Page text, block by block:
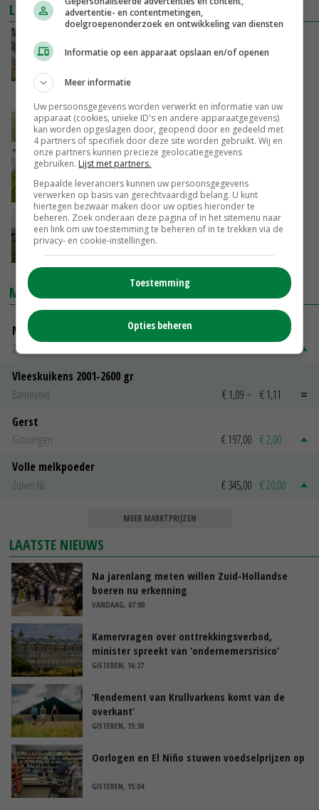
LEES OOK
Verruiming strenge regels voor doorzaai
04-04-2016
TV: bijeenkomst fosfaatrechten
16-03-2016
Farmwalk voor goed graslandgebruik
MARKTPRIJZEN
Magere melkpoeder
Zuivel NL
Vleeskuikens 2001-2600 gr
Barneveld
€ 1,09 ~ € 1,11
Gerst
Groningen
€ 197,00 € 2,00
Volle melkpoeder
Zuivel NL
€ 345,00 € 20,00
MEER MARKTPRIJZEN
LAATSTE NIEUWS
Na jarenlang meten willen Zuid-Hollandse
boeren nu erkenning
VANDAAG, 07:00
Kamervragen over onttrekkingsverbod,
minister spreekt van ‘ondernemersrisico’
GISTEREN, 16:27
‘Rendement van Krullvarkens komt van de
overkant’
GISTEREN, 15:30
Oorlogen en El Niño stuwen voedselprijzen op
GISTEREN, 15:04
advertentie- en contentmetingen,
doelgroepenonderzoek en ontwikkeling van diensten
Informatie op een apparaat opslaan en/of openen
Meer informatie
Uw persoonsgegevens worden verwerkt en informatie van uw
apparaat (cookies, unieke ID's en andere apparaatgegevens)
kan worden opgeslagen door, geopend door en gedeeld met
4 partners of specifiek door deze site worden gebruikt. Wij en
onze partners kunnen precieze geolocatiegegevens
gebruiken. Lijst met partners.
Bepaalde leveranciers kunnen uw persoonsgegevens
verwerken op basis van gerechtvaardigd belang. U kunt
hiertegen bezwaar maken door uw opties hieronder te
beheren. Zoek onderaan deze pagina of in het sitemenu naar
een link om uw toestemming te beheren of in te trekken via de
privacy- en cookie-instellingen.
Toestemming
Opties beheren